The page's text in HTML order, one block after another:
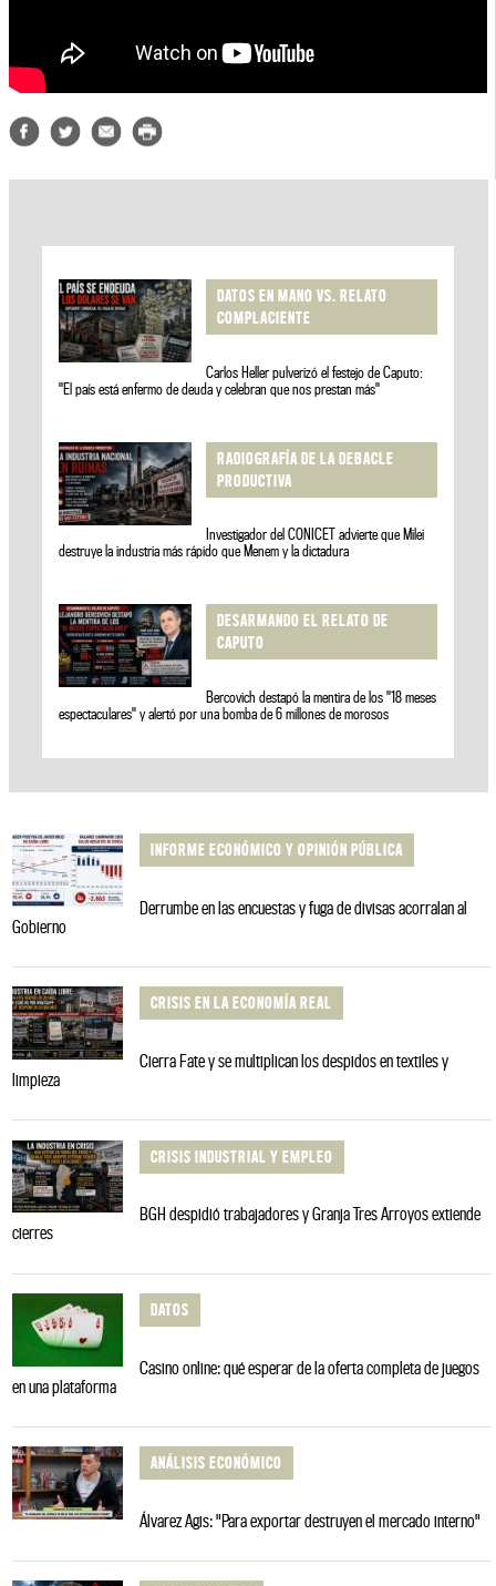
DATOS EN MANO VS. RELATO
COMPLACIENTE
Carlos Heller pulverizó el festejo de Caputo:
"El país está enfermo de deuda y celebran que nos prestan más"
RADIOGRAFÍA DE LA DEBACLE
PRODUCTIVA
Investigador del CONICET advierte que Milei
destruye la industria más rápido que Menem y la dictadura
DESARMANDO EL RELATO DE
CAPUTO
Bercovich destapó la mentira de los "18 meses
espectaculares" y alertó por una bomba de 6 millones de morosos
INFORME ECONÓMICO Y OPINIÓN PÚBLICA
Derrumbe en las encuestas y fuga de divisas acorralan al
Gobierno
CRISIS EN LA ECONOMÍA REAL
Cierra Fate y se multiplican los despidos en textiles y
limpieza
CRISIS INDUSTRIAL Y EMPLEO
BGH despidió trabajadores y Granja Tres Arroyos extiende
cierres
DATOS
Casino online: qué esperar de la oferta completa de juegos
en una plataforma
ANÁLISIS ECONÓMICO
Álvarez Agis: "Para exportar destruyen el mercado interno"